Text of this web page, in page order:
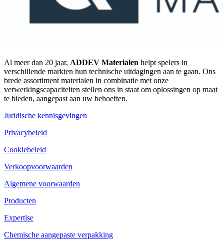
Al meer dan 20 jaar, ADDEV Materialen helpt spelers in
verschillende markten hun technische uitdagingen aan te gaan. Ons
brede assortiment materialen in combinatie met onze
verwerkingscapaciteiten stellen ons in staat om oplossingen op maat
te bieden, aangepast aan uw behoeften.
Juridische kennisgevingen
Privacybeleid
Cookiebeleid
Verkoopvoorwaarden
Algemene voorwaarden
Producten
Expertise
Chemische aangepaste verpakking